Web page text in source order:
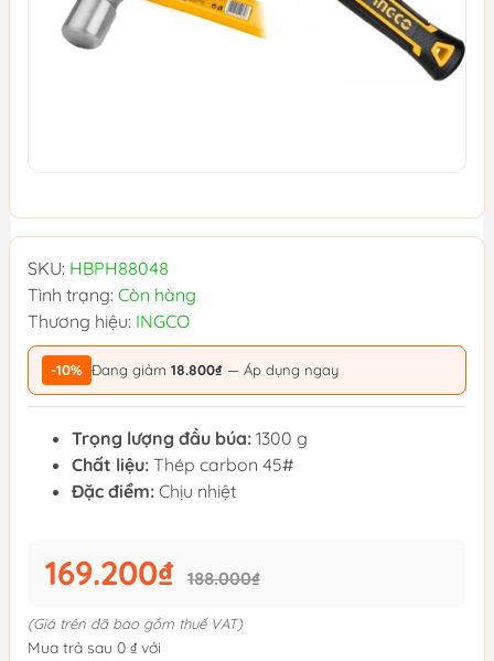
SKU: HBPH88048
Tình trạng: Còn hàng
Thương hiệu: INGCO
-10% Đang giảm 18.800₫ — Áp dụng ngay
Trọng lượng đầu búa: 1300 g
Chất liệu: Thép carbon 45#
Đặc điểm: Chịu nhiệt
169.200₫ 188.000₫
(Giá trên đã bao gồm thuế VAT)
Mua trả sau 0 ₫ với